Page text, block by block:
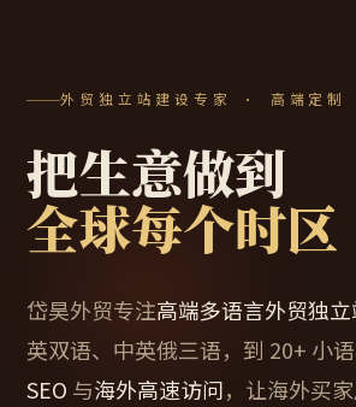
外贸独立站建设专家 · 高端定制
把生意做到
全球每个时区
岱昊外贸专注高端多语言外贸独
英双语、中英俄三语，到 20+ 小
SEO 与海外高速访问，让海外买